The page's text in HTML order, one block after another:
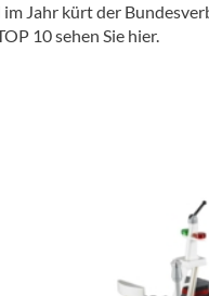
im Jahr kürt der
10 sehen Sie hier.